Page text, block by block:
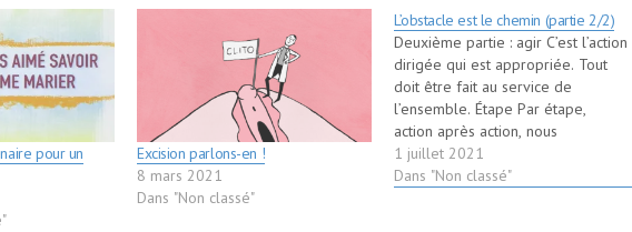
pour un
Excision parlons-en !
8 mars 2021
Dans "Non classé"
L’obstacle est le chemin (partie 2/2)
Deuxième partie : agir C’est l’action
dirigée qui est appropriée. Tout
doit être fait au service de
l’ensemble. Étape Par étape,
action après action, nous
démantèlerons les obstacles
dressés sur notre chemin. Avec
1 juillet 2021
Dans "Non classé"